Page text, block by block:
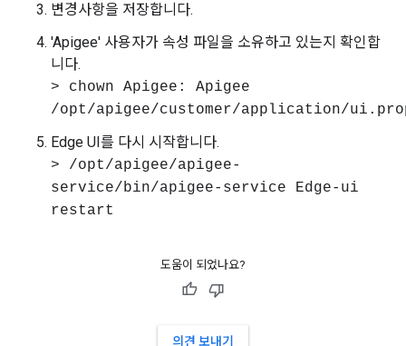
변경사항을 저장합니다.
'Apigee' 사용자가 속성 파일을 소유하고 있는지 확인합
니다.
> chown Apigee: Apigee
/opt/apigee/customer/application/
Edge UI를 다시 시작합니다.
> /opt/apigee/apigee-
service/bin/apigee-service Edge-ui
restart
도움이 되었나요?
의견 보내기